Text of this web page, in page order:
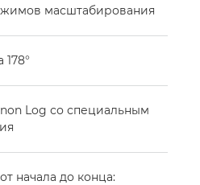
масштабирования
Log со специальным
начала до конца: